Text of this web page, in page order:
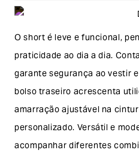
O short é leve e funcional,
praticidade ao dia a dia.
garante segurança ao vestir
bolso traseiro acrescenta
amarração ajustável na
personalizado. Versátil e
acompanhar diferentes